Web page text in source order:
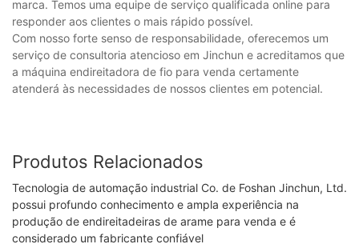
marca. Temos uma equipe de serviço qualificada online para
responder aos clientes o mais rápido possível.
Com nosso forte senso de responsabilidade, oferecemos um
serviço de consultoria atencioso em Jinchun e acreditamos que
a máquina endireitadora de fio para venda certamente
atenderá às necessidades de nossos clientes em potencial.
Produtos Relacionados
Tecnologia de automação industrial Co. de Foshan Jinchun, Ltd.
possui profundo conhecimento e ampla experiência na
produção de endireitadeiras de arame para venda e é
considerado um fabricante confiável